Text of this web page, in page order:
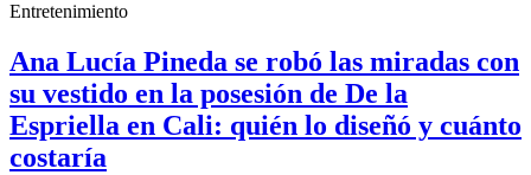
Entretenimiento
Ana Lucía Pineda se robó las miradas con
su vestido en la posesión de De la
Espriella en Cali: quién lo diseñó y cuánto
costaría